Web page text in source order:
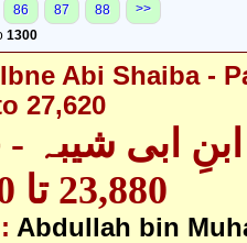
86 87 88
>>
1300
Abi Shaiba -
27,620
ابی شیبہ
23,880 تا 27,620
Abdullah bin